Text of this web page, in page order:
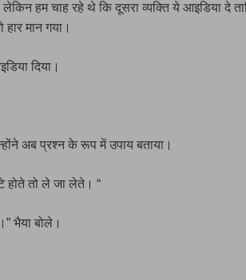
लेकिन हम चाह रहे थे कि दूसरा व्यक्ति ये आइडिया दे
मान गया।
दिया।
अब प्रश्न के रूप में उपाय बताया।
होते तो ले जा लेते। “
भैया बोले।